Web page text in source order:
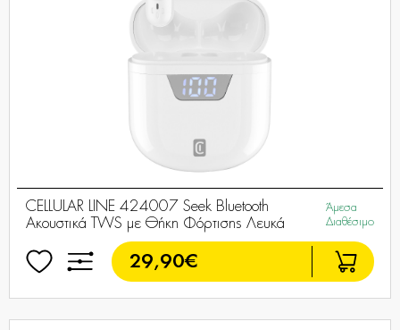
CELLULAR LINE 424007 Seek Bluetooth
Ακουστικά TWS με Θήκη Φόρτισης Λευκά
Άμεσα
Διαθέσιμο
29,90€